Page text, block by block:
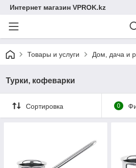
Интернет магазин VPROK.kz
Товары и услуги Дом, дача и
Турки, кофеварки
Сортировка 0